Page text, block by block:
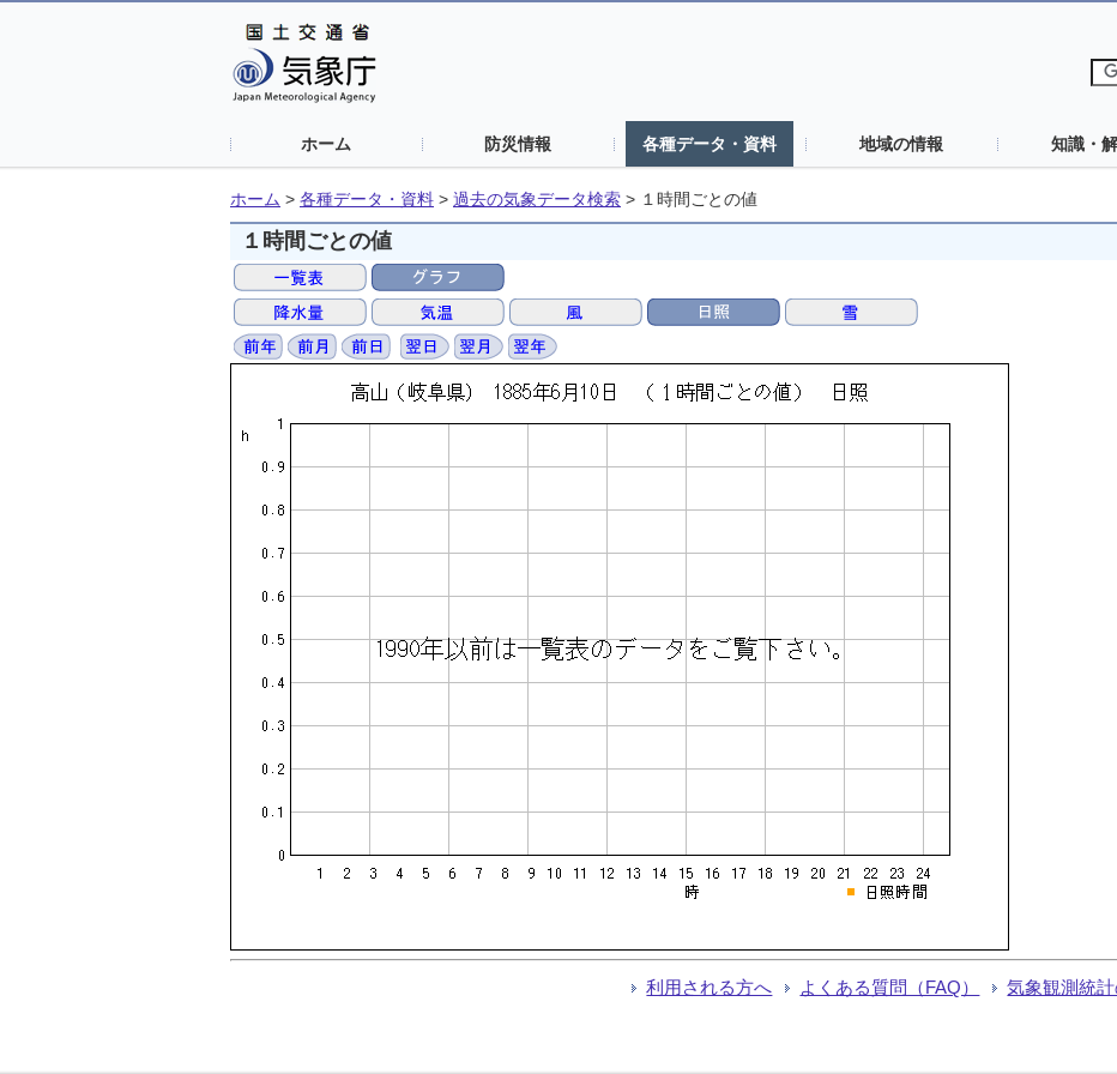
ホーム 防災情報 各種データ・資料 地域の情報 知識・
ホーム > 各種データ・資料 > 過去の気象データ検索 > １時間ごとの値
１時間ごとの値
利用される方へ よくある質問（FAQ） 気象観測統